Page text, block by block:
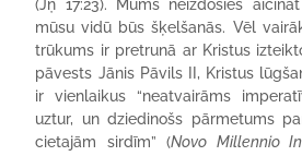
(Jņ 17:23). Mums neizdosies
mūsu vidū būs šķelšanās. Vēl
trūkums ir pretrunā ar Kristus
pāvests Jānis Pāvils II, Kristus
ir vienlaikus “neatvairāms
uztur, un dziedinošs pārmetums
cietajām sirdīm” (Novo Millennio